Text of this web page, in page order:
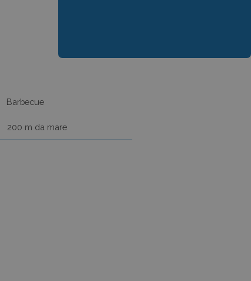
Barbecue
200 m da mare